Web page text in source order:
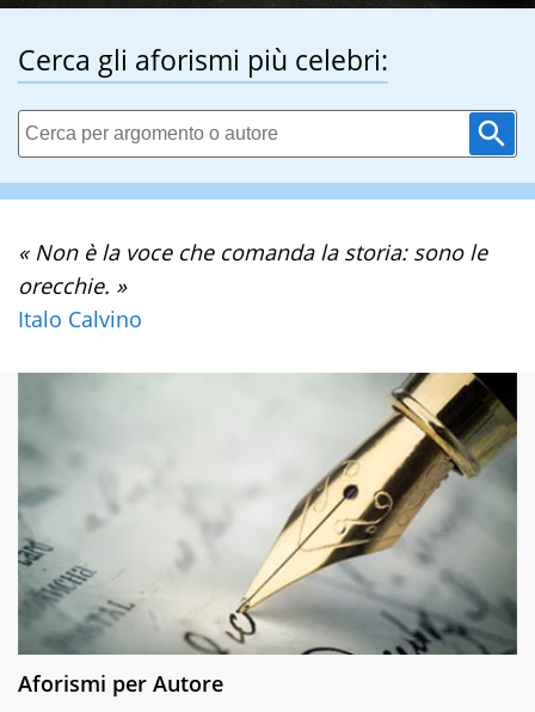
Cerca gli aforismi più celebri:
« Non è la voce che comanda la storia: sono le
orecchie. »
Italo Calvino
Aforismi per Autore